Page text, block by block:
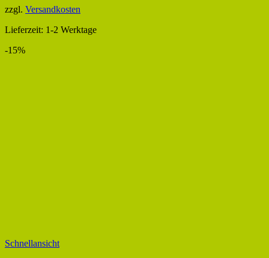
zzgl. Versandkosten
Lieferzeit: 1-2 Werktage
-15%
Schnellansicht